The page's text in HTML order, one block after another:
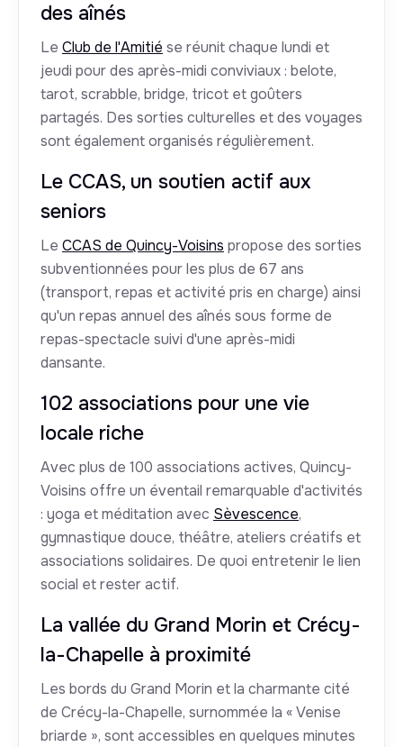
des aînés
Le Club de l'Amitié se réunit chaque lundi et
jeudi pour des après-midi conviviaux : belote,
tarot, scrabble, bridge, tricot et goûters
partagés. Des sorties culturelles et des voyages
sont également organisés régulièrement.
Le CCAS, un soutien actif aux
seniors
Le CCAS de Quincy-Voisins propose des sorties
subventionnées pour les plus de 67 ans
(transport, repas et activité pris en charge) ainsi
qu'un repas annuel des aînés sous forme de
repas-spectacle suivi d'une après-midi
dansante.
102 associations pour une vie
locale riche
Avec plus de 100 associations actives, Quincy-
Voisins offre un éventail remarquable d'activités
: yoga et méditation avec Sèvescence,
gymnastique douce, théâtre, ateliers créatifs et
associations solidaires. De quoi entretenir le lien
social et rester actif.
La vallée du Grand Morin et Crécy-
la-Chapelle à proximité
Les bords du Grand Morin et la charmante cité
de Crécy-la-Chapelle, surnommée la « Venise
briarde », sont accessibles en quelques minutes